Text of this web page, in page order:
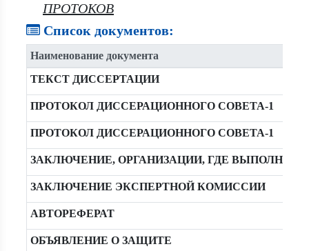
ПРОТОКОВ
Список документов:
Наименование документа
ТЕКСТ ДИССЕРТАЦИИ
ПРОТОКОЛ ДИССЕРАЦИОННОГО СОВЕТА-1
ПРОТОКОЛ ДИССЕРАЦИОННОГО СОВЕТА-1
ЗАКЛЮЧЕНИЕ, ОРГАНИЗАЦИИ, ГДЕ
ЗАКЛЮЧЕНИЕ ЭКСПЕРТНОЙ КОМИССИИ
АВТОРЕФЕРАТ
ОБЪЯВЛЕНИЕ О ЗАЩИТЕ